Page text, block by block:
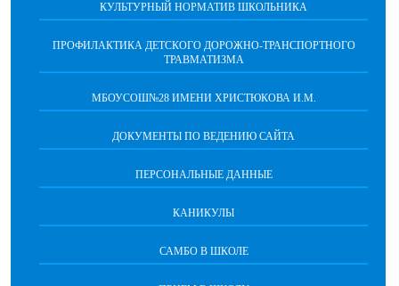
КУЛЬТУРНЫЙ НОРМАТИВ ШКОЛЬНИКА
ПРОФИЛАКТИКА ДЕТСКОГО ДОРОЖНО-ТРАНСПОРТНОГО
ТРАВМАТИЗМА
МБОУСОШ№28 ИМЕНИ ХРИСТЮКОВА И.М.
ДОКУМЕНТЫ ПО ВЕДЕНИЮ САЙТА
ПЕРСОНАЛЬНЫЕ ДАННЫЕ
КАНИКУЛЫ
САМБО В ШКОЛЕ